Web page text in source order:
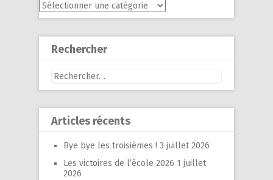
Menu
Rechercher
Rechercher :
Articles récents
Bye bye les troisièmes ! 3 juillet 2026
Les victoires de l’école 2026 1 juillet
2026